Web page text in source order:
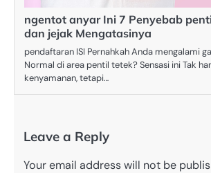
ngentot anyar Ini 7 Penyebab
dan jejak Mengatasinya
pendaftaran ISI Pernahkah Anda mengalami
Normal di area pentil tetek? Sensasi ini Tak
kenyamanan, tetapi…
Leave a Reply
Your email address will not be